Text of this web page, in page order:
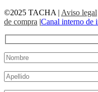
©2025 TACHA | Aviso legal
de compra |Canal interno de